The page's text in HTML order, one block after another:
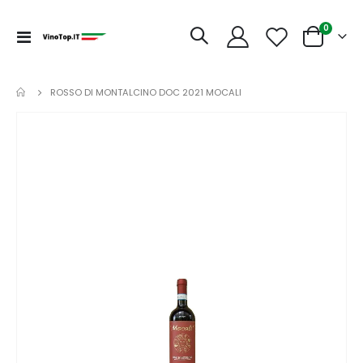
Toggle
Cart
0articoli
ROSSO DI MONTALCINO DOC 2021 MOCALI